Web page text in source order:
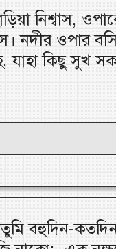
নিশ্বাস,
নদীর ওপার
যাহা কিছু সুখ
বহুদিন-